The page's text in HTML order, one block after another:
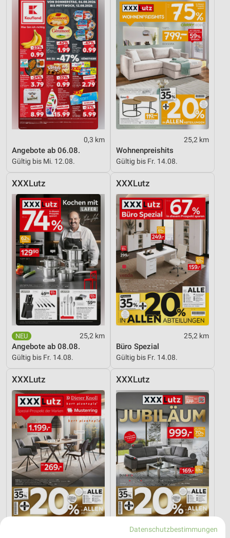
0,3 km
Angebote ab 06.08.
Gültig bis Mi. 12.08.
25,2 km
Wohnenpreishits
Gültig bis Fr. 14.08.
XXXLutz
25,2 km
Angebote ab 08.08.
Gültig bis Fr. 14.08.
XXXLutz
25,2 km
Büro Spezial
Gültig bis Fr. 14.08.
XXXLutz XXXLutz
25,2 km
Datenschutzbestimmungen